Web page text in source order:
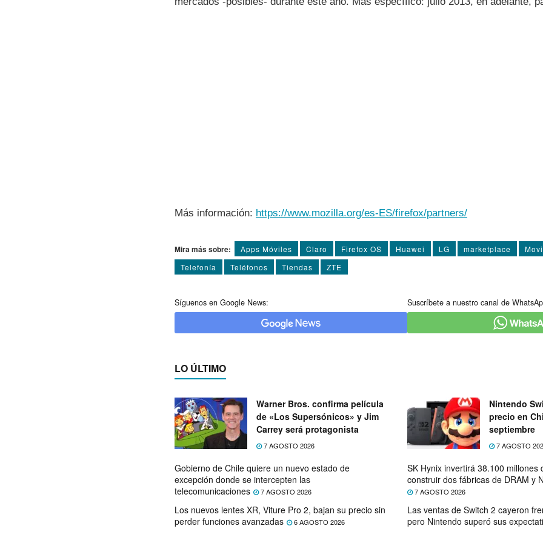
Más información: https://www.mozilla.org/es-ES/firefox/partners/
Mira más sobre: Apps Móviles Claro Firefox OS Huawei LG marketplace
Telefoní­a
Teléfonos Tiendas ZTE
Síguenos en Google News: Suscríbete a nuestro canal de
LO ÚLTIMO
Warner Bros. confirma película
de «Los Supersónicos» y Jim
Carrey será protagonista
7 AGOSTO 2026
Nintendo
precio en
septiembre
7 AGOSTO
Gobierno de Chile quiere un nuevo estado de
excepción donde se intercepten las
telecomunicaciones
7 AGOSTO 2026
SK Hynix invertirá 38.100 millones
construir dos fábricas de DRAM y
7 AGOSTO 2026
Los nuevos lentes XR, Viture Pro 2, bajan su precio sin
perder funciones avanzadas
6 AGOSTO 2026
Las ventas de Switch 2 cayeron
pero Nintendo superó sus